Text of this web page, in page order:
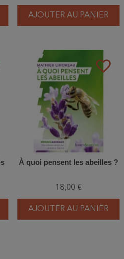
AJOUTER AU PANIER
favorite_border
À quoi pensent les abeilles ?
18,00 €
AJOUTER AU PANIER